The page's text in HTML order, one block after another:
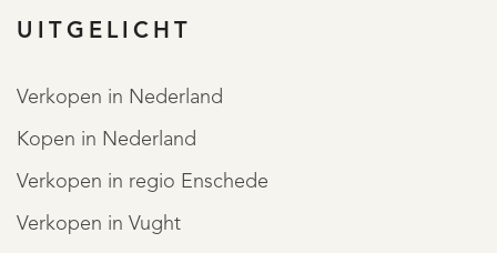
UITGELICHT
Verkopen in Nederland
Kopen in Nederland
Verkopen in regio Enschede
Verkopen in Vught